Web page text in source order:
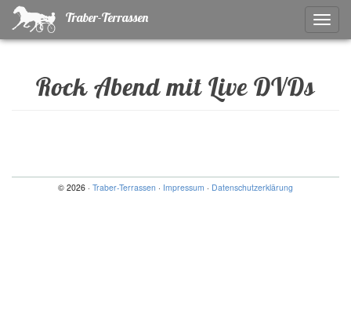
ein-/
Traber-Terrassen
Rock Abend mit Live DVDs
© 2026 · Traber-Terrassen · Impressum · Datenschutzerklärung